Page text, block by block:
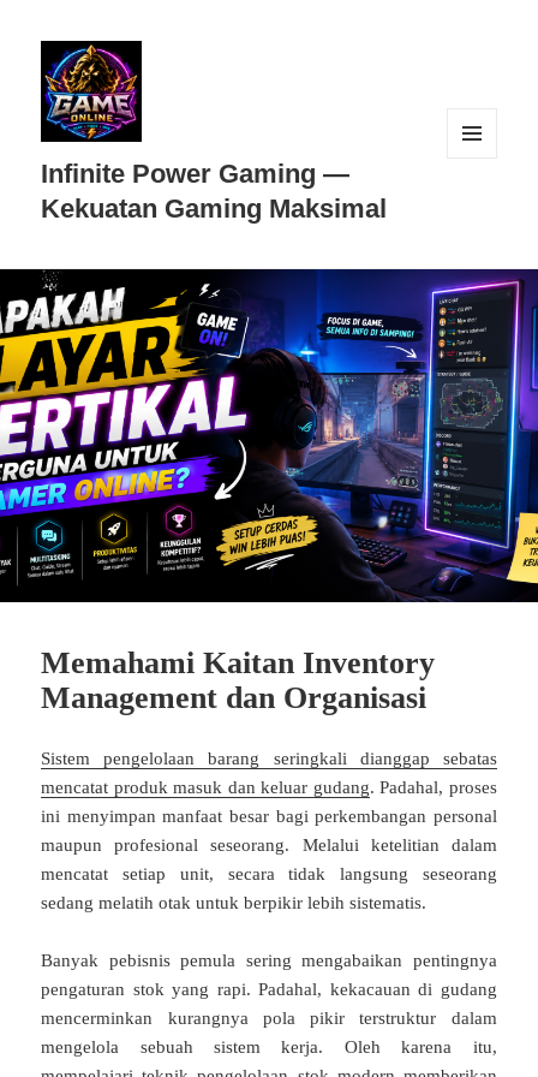
Infinite Power Gaming —
Kekuatan Gaming Maksimal
Memahami Kaitan Inventory
Management dan Organisasi
Sistem pengelolaan barang seringkali dianggap sebatas
mencatat produk masuk dan keluar gudang. Padahal, proses
ini menyimpan manfaat besar bagi perkembangan personal
maupun profesional seseorang. Melalui ketelitian dalam
mencatat setiap unit, secara tidak langsung seseorang
sedang melatih otak untuk berpikir lebih sistematis.
Banyak pebisnis pemula sering mengabaikan pentingnya
pengaturan stok yang rapi. Padahal, kekacauan di gudang
mencerminkan kurangnya pola pikir terstruktur dalam
mengelola sebuah sistem kerja. Oleh karena itu,